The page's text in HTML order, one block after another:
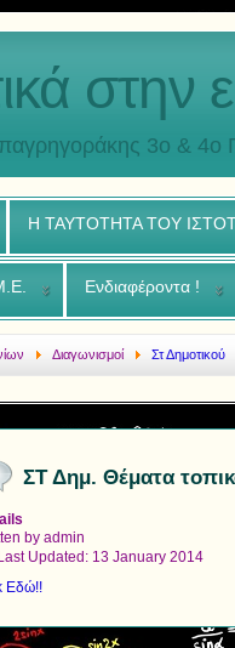
στην
3o & 4ο
Η ΤΑΥΤΟΤΗΤΑ ΤΟΥ
Ενδιαφέροντα !
Διαγωνισμοί Στ Δημοτικού
ΣΤ Δημ. Θέματα
byadmin
Last Updated: 13 January 2014
Εδώ!!